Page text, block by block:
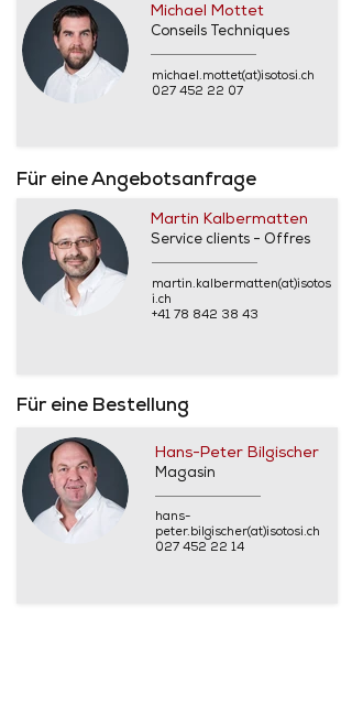
Michael Mottet
Conseils Techniques
michael.mottet(at)isotosi.ch
027 452 22 07
Für eine Angebotsanfrage
Martin Kalbermatten
Service clients - Offres
martin.kalbermatten(at)isotos
i.ch
+41 78 842 38 43
Für eine Bestellung
Hans-Peter Bilgischer
Magasin
hans-
peter.bilgischer(at)isotosi.ch
027 452 22 14